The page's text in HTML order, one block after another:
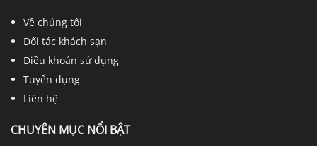
Về chúng tôi
Đối tác khách sạn
Điều khoản sử dụng
Tuyển dụng
Liên hệ
CHUYÊN MỤC NỔI BẬT